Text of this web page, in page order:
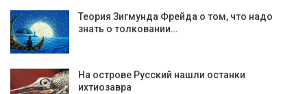
Теория Зигмунда Фрейда о том, что надо
знать о толковании…
На острове Русский нашли останки
ихтиозавра